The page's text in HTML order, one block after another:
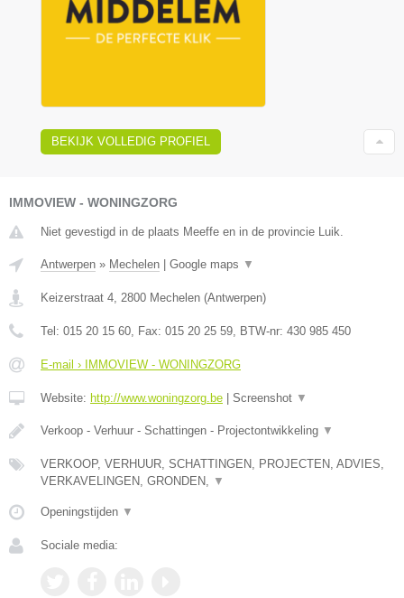
BEKIJK VOLLEDIG PROFIEL
IMMOVIEW - WONINGZORG
Niet gevestigd in de plaats Meeffe en in de provincie Luik.
Antwerpen » Mechelen Google maps ▼
Keizerstraat 4 2800 Mechelen (Antwerpen)
Tel: 015 20 15 60 , Fax: 015 20 25 59 , BTW-nr: 430 985 450
E-mail › IMMOVIEW - WONINGZORG
Website: http://www.woningzorg.be Screenshot ▼
Verkoop - Verhuur - Schattingen - Projectontwikkeling ▼
VERKOOP, VERHUUR, SCHATTINGEN, PROJECTEN, ADVIES,
VERKAVELINGEN, GRONDEN,
▼
Openingstijden ▼
Sociale media: